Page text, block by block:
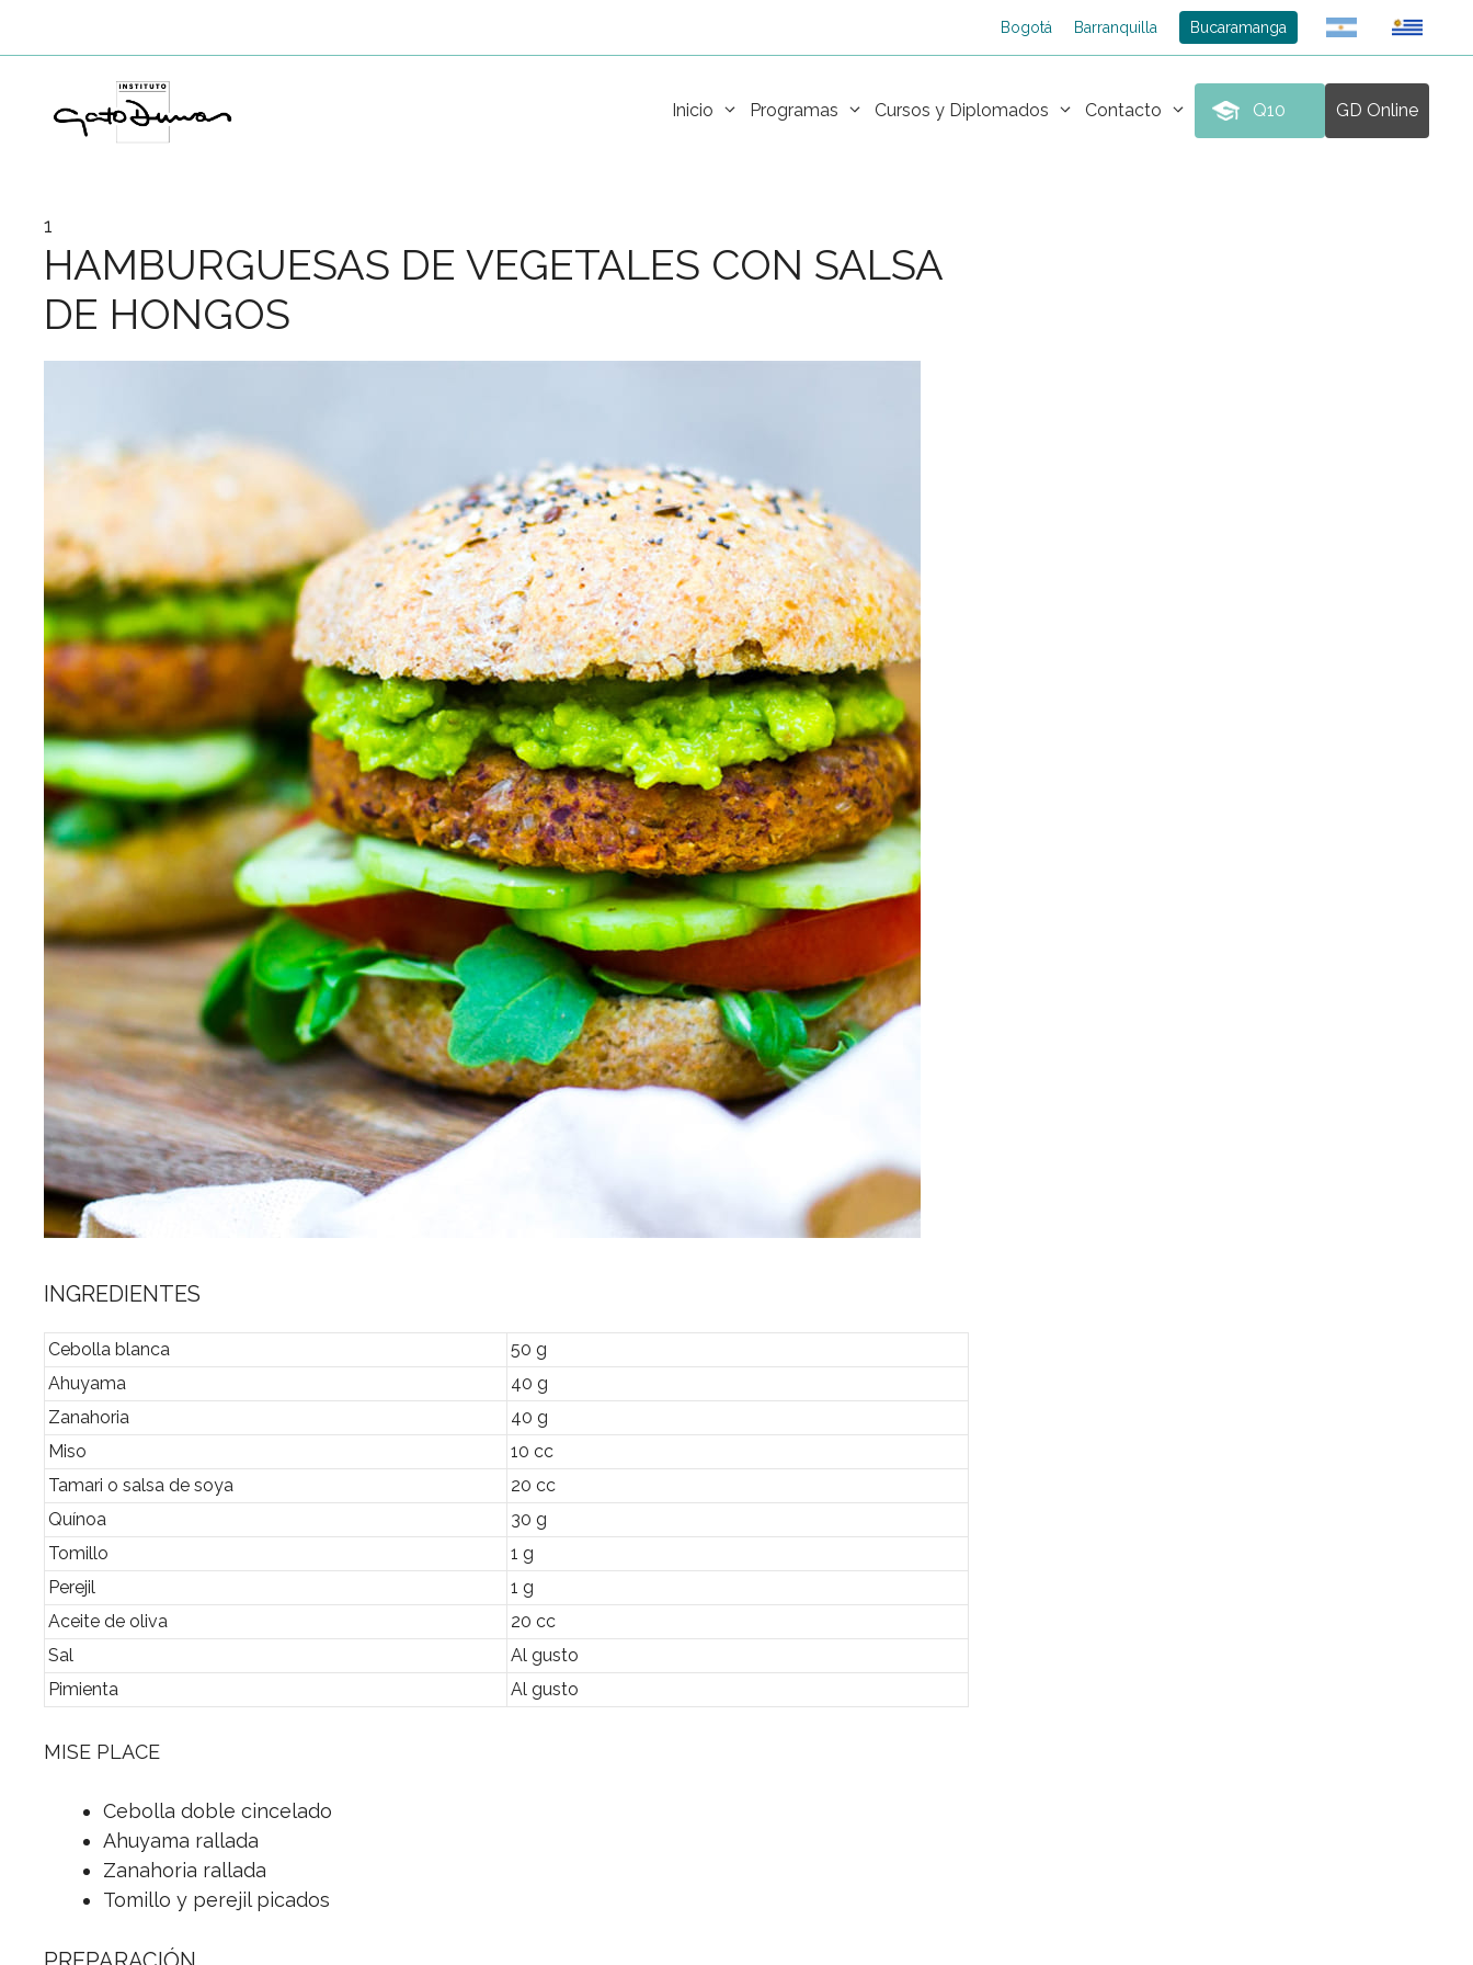
Bogotá Barranquilla Bucaramanga
Inicio Programas Cursos y Diplomados Contacto Q10 GD Online
1
HAMBURGUESAS DE VEGETALES CON SALSA
DE HONGOS
INGREDIENTES
Cebolla blanca
50 g
Ahuyama
40 g
Zanahoria
40 g
Miso
10 cc
Tamari o salsa de soya
20 cc
Quínoa
30 g
Tomillo
1 g
Perejil
1 g
Aceite de oliva
20 cc
Sal
Al gusto
Pimienta
Al gusto
MISE PLACE
Cebolla doble cincelado
Ahuyama rallada
Zanahoria rallada
Tomillo y perejil picados